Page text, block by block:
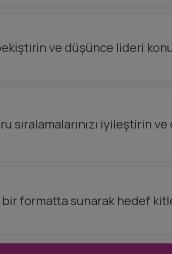
ve düşünce lideri
sıralamalarınızı iyileştirin ve
bir formatta sunarak hedef